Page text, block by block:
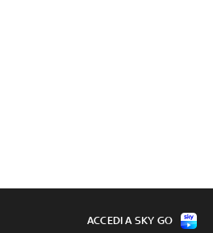
ACCEDI A SKY GO